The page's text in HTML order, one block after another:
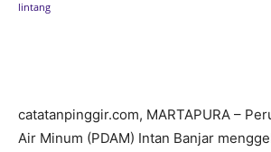
catatanpinggir.com, MARTAPURA –
Air Minum (PDAM) Intan Banjar